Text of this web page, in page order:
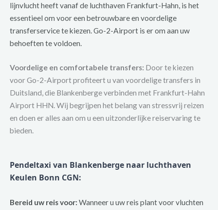
lijnvlucht heeft vanaf de luchthaven Frankfurt-Hahn, is het
essentieel om voor een betrouwbare en voordelige
transferservice te kiezen. Go-2-Airport is er om aan uw
behoeften te voldoen.
Voordelige en comfortabele transfers: Door te kiezen
voor Go-2-Airport profiteert u van voordelige transfers in
Duitsland, die Blankenberge verbinden met Frankfurt-Hahn
Airport HHN. Wij begrijpen het belang van stressvrij reizen
en doen er alles aan om u een uitzonderlijke reiservaring te
bieden.
Pendeltaxi van Blankenberge naar luchthaven
Keulen Bonn CGN:
Bereid uw reis voor: Wanneer u uw reis plant voor vluchten